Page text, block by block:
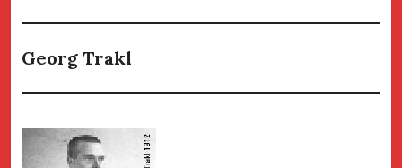
Georg Trakl